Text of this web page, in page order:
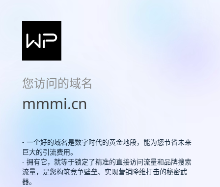
您访问的域名
mmmi.cn
- 一个好的域名是数字时代的黄金地段，能为您节省未来
巨大的引流费用。
- 拥有它，就等于锁定了精准的直接访问流量和品牌搜索
流量，是您构筑竞争壁垒、实现营销降维打击的秘密武
器。